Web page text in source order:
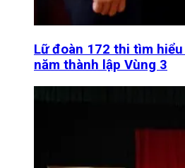
Lữ đoàn 172 thi tìm
năm thành lập Vùng 3